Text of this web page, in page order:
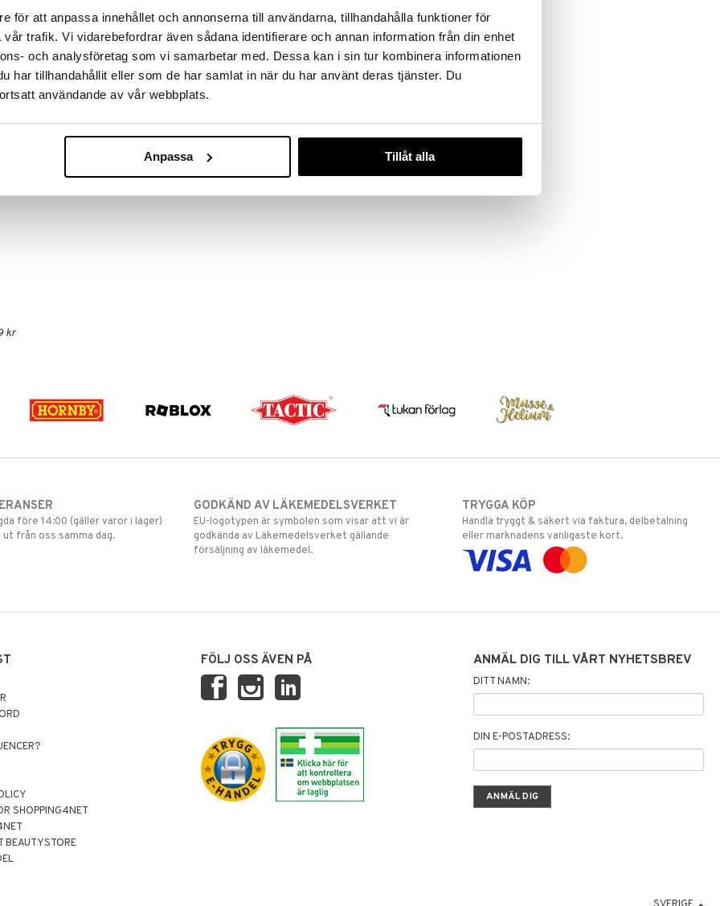
för att anpassa innehållet och annonserna till användarna, tillhandahålla funktioner för
trafik. Vi vidarebefordrar även sådana identifierare och annan information från din enhet
och analysföretag som vi samarbetar med. Dessa kan i sin tur kombinera informationen
har tillhandahållit eller som de har samlat in när du har använt deras tjänster. Du
användande av vår webbplats.
Anpassa Tillåt alla
utforska främmande galaktiska världar i den här
vackert illustrerade landskapsbilder från både
av dinosaurieklistermärken som du kan placera
Dino World Stickerworld GALAXY-boken
möjligheter och är särskilt bra att ha med sig på
med dig.
kr
Dino World Sticker Fun
Bok
DINO WORLD + ACTION
79 kr
före 14:00 (gäller varor i lager)
från oss samma dag.
GODKÄND AV LÄKEMEDELSVERKET
EU-logotypen är symbolen som visar att vi är
godkända av Läkemedelsverket gällande
försäljning av läkemedel.
TRYGGA KÖP
Handla tryggt & säkert via faktura, delbetalning
eller marknadens vanligaste kort.
SHOPPING4NET
BEAUTYSTORE
FÖLJ OSS ÄVEN PÅ ANMÄL DIG TILL VÅRT NYHETSBREV
DITT NAMN:
DIN E-POSTADRESS: